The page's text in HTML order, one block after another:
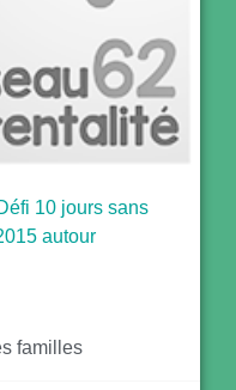
10 jours sans
autour
familles